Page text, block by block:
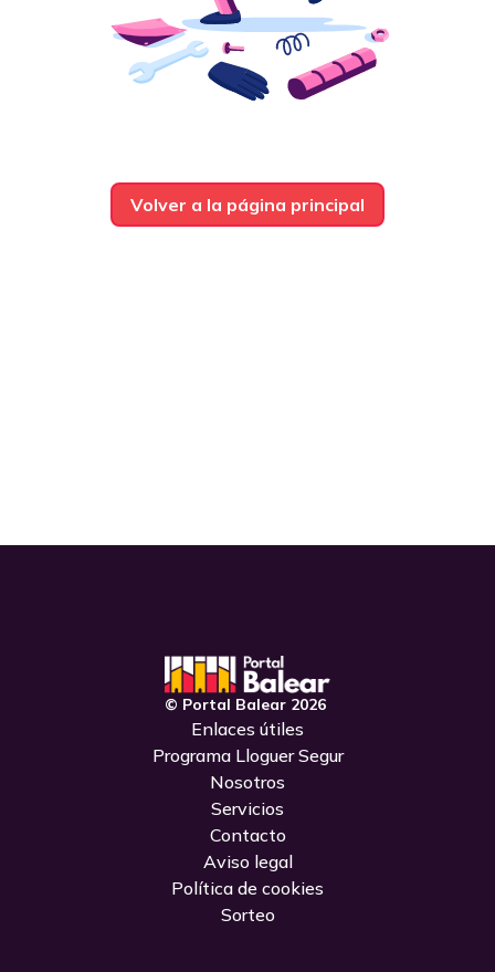
Volver a la página principal
© Portal Balear 2026
Enlaces útiles
Programa Lloguer Segur
Nosotros
Servicios
Contacto
Aviso legal
Política de cookies
Sorteo